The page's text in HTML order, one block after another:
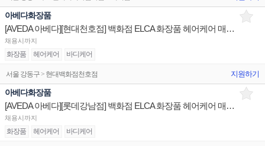
아베다화장품
[AVEDA 아베다][현대천호점] 백화점 ELCA 화장품 헤어케어 매장 채용 브랜드
채용시까지
화장품 헤어케어 바디케어
서울 강동구 > 현대백화점천호점 지원하기
아베다화장품
[AVEDA 아베다][롯데강남점] 백화점 ELCA 화장품 헤어케어 매장 채용 브랜드
채용시까지
화장품 헤어케어 바디케어